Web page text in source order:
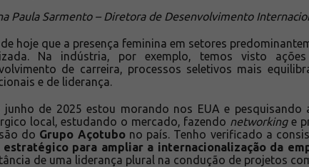
Paula Sarmento – Diretora de Desenvolvimento
de hoje que a presença feminina em setores
Na indústria, por exemplo, temos visto
de carreira, processos seletivos mais
e de liderança.
junho de 2025 estou morando nos EUA e
local, estudando o mercado, fazendo networkinge
do Grupo Açotubono país. Tenho verificado a
estratégico para ampliar a internacionalização da
de uma liderança plural na condução de projetos